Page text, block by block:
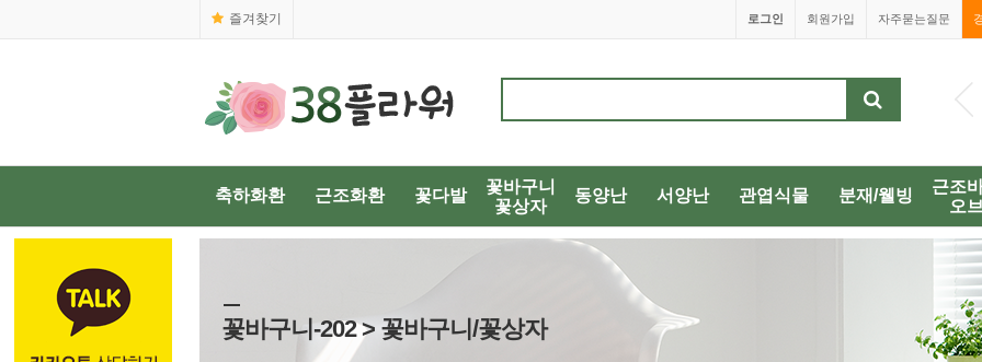
즐겨찾기 자주묻는질문
회원가입
로그인
1688-0038
축하화환 근조화환 꽃다발
꽃바구니
꽃상자
동양난 서양난 관엽식물 분재/웰빙
근조
오
꽃바구니-202 > 꽃바구니/꽃상자